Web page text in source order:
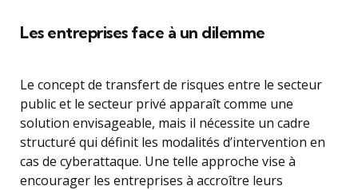
Les entreprises face à un dilemme
Le concept de transfert de risques entre le secteur
public et le secteur privé apparaît comme une
solution envisageable, mais il nécessite un cadre
structuré qui définit les modalités d’intervention en
cas de cyberattaque. Une telle approche vise à
encourager les entreprises à accroître leurs